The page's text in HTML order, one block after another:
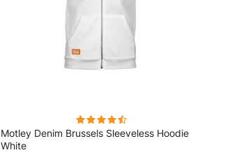
Motley Denim Brussels Sleeveless Hoodie
White